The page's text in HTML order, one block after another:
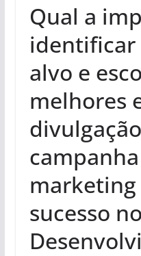
Qual a
identificar
alvo e
melhores
sucesso